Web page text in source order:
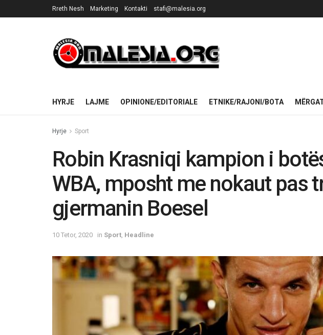
Rreth Nesh Marketing Kontakti stafi@malesia.org
HYRJE LAJME OPINIONE/EDITORIALE ETNIKE/RAJONI/BOTA
Hyrje Sport
Robin Krasniqi kampion i
WBA, mposht me nokaut pas
gjermanin Boesel
10 Tetor, 2020 in Sport Headline